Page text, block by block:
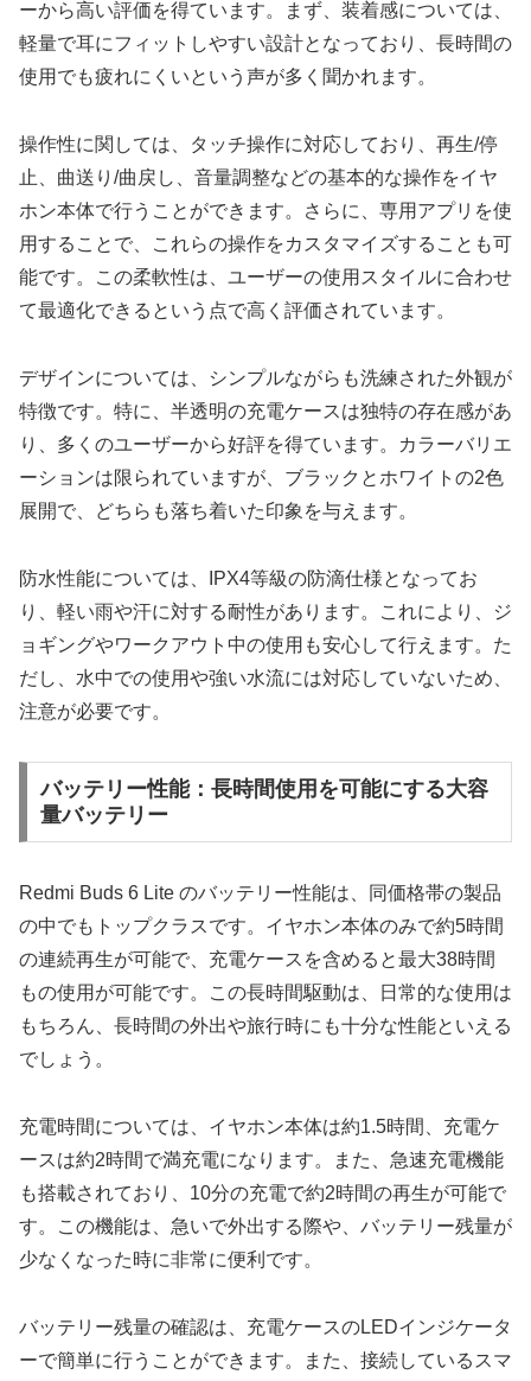
ーから高い評価を得ています。まず、装着感については、
軽量で耳にフィットしやすい設計となっており、長時間の
使用でも疲れにくいという声が多く聞かれます。
操作性に関しては、タッチ操作に対応しており、再生/停
止、曲送り/曲戻し、音量調整などの基本的な操作をイヤ
ホン本体で行うことができます。さらに、専用アプリを使
用することで、これらの操作をカスタマイズすることも可
能です。この柔軟性は、ユーザーの使用スタイルに合わせ
て最適化できるという点で高く評価されています。
デザインについては、シンプルながらも洗練された外観が
特徴です。特に、半透明の充電ケースは独特の存在感があ
り、多くのユーザーから好評を得ています。カラーバリエ
ーションは限られていますが、ブラックとホワイトの2色
展開で、どちらも落ち着いた印象を与えます。
防水性能については、IPX4等級の防滴仕様となってお
り、軽い雨や汗に対する耐性があります。これにより、ジ
ョギングやワークアウト中の使用も安心して行えます。た
だし、水中での使用や強い水流には対応していないため、
注意が必要です。
バッテリー性能：長時間使用を可能にする大容
量バッテリー
Redmi Buds 6 Lite のバッテリー性能は、同価格帯の製品
の中でもトップクラスです。イヤホン本体のみで約5時間
の連続再生が可能で、充電ケースを含めると最大38時間
もの使用が可能です。この長時間駆動は、日常的な使用は
もちろん、長時間の外出や旅行時にも十分な性能といえる
でしょう。
充電時間については、イヤホン本体は約1.5時間、充電ケ
ースは約2時間で満充電になります。また、急速充電機能
も搭載されており、10分の充電で約2時間の再生が可能で
す。この機能は、急いで外出する際や、バッテリー残量が
少なくなった時に非常に便利です。
バッテリー残量の確認は、充電ケースのLEDインジケータ
ーで簡単に行うことができます。また、接続しているスマ